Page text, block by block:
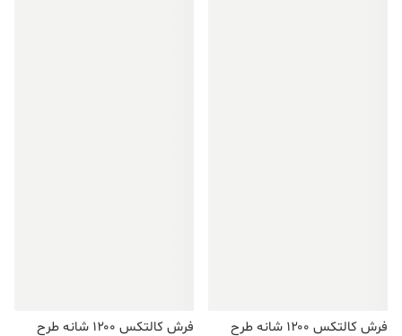
فرش کالتکس ۱۲۰۰ شانه طرح
فرش کالتکس ۱۲۰۰ شانه طرح